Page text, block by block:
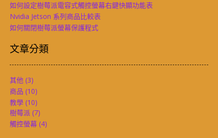
如何設定樹莓派電容式觸控螢幕右鍵快顯功能表
Nvidia Jetson 系列商品比較表
如何關閉樹莓派螢幕保護程式
文章分類
其他 (3)
商品 (10)
教學 (10)
樹莓派 (7)
觸控螢幕 (4)